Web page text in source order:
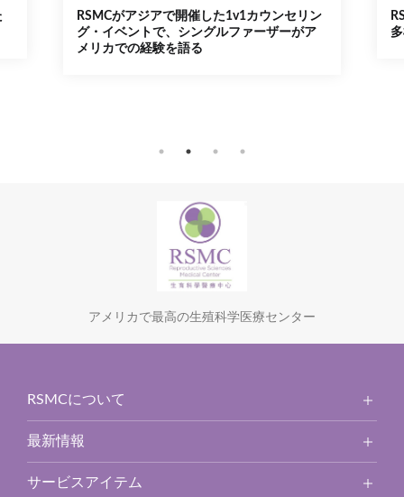
RSMCがアジアで開催した1v1カウンセリン
グ・イベントで、シングルファーザーがア
メリカでの経験を語る
アメリカで最高の生殖科学医療センター
RSMCについて
最新情報
サービスアイテム